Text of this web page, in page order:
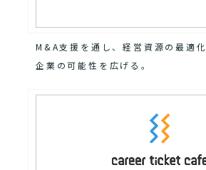
M&A支援を通し、経営資源の最適
企業の可能性を広げる。